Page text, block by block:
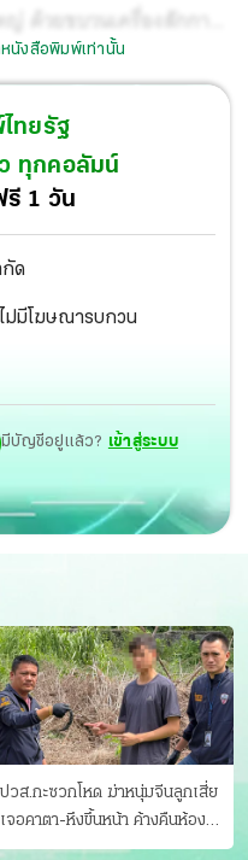
ด้วยขบวนเครื่องสักการะ
จากประตูช้างค้ำ มา
อุทยานหลวงราชพฤกษ์
.ค.นี้.
นังสือพิมพ์เท่านั้น
ทยรัฐ
ทุกคอลัมน์
รี 1 วัน
กัด
ม่มีโฆษณารบกวน
มีบัญชีอยู่แล้ว? เข้าสู่ระบบ
ปวส.กะซวกโหด ฆ่าหนุ่มจีนลูกเสี่ย
เจอคาตา-หึงขึ้นหน้า ค้างคืนห้อง
แฟนสาว